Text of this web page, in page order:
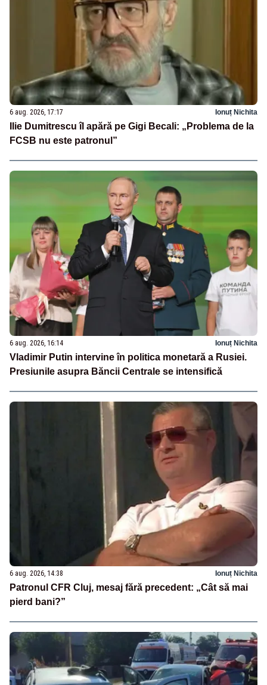
6 aug. 2026, 17:17 Ionuț Nichita
Ilie Dumitrescu îl apără pe Gigi Becali: „Problema de la
FCSB nu este patronul”
6 aug. 2026, 16:14 Ionuț Nichita
Vladimir Putin intervine în politica monetară a Rusiei.
Presiunile asupra Băncii Centrale se intensifică
6 aug. 2026, 14:38 Ionuț Nichita
Patronul CFR Cluj, mesaj fără precedent: „Cât să mai
pierd bani?”